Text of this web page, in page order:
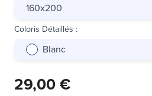
160x200
Coloris Détaillés :
Blanc
29,00 €